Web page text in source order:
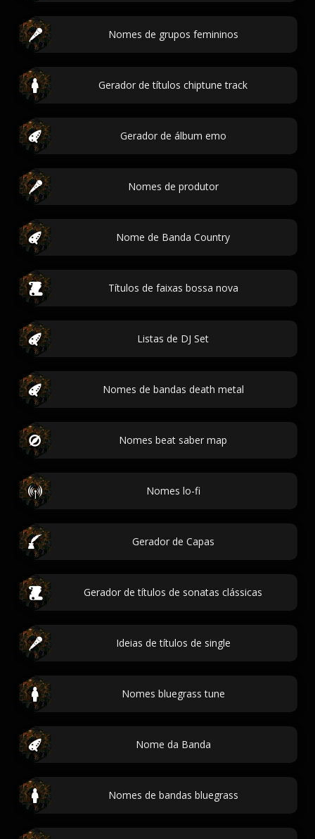
Nomes de grupos femininos
Gerador de títulos chiptune track
Gerador de álbum emo
Nomes de produtor
Nome de Banda Country
Títulos de faixas bossa nova
Listas de DJ Set
Nomes de bandas death metal
Nomes beat saber map
Nomes lo-fi
Gerador de Capas
Gerador de títulos de sonatas clássicas
Ideias de títulos de single
Nomes bluegrass tune
Nome da Banda
Nomes de bandas bluegrass